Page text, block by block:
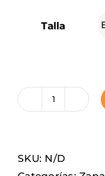
Talla
Midnight
SKU: N/D